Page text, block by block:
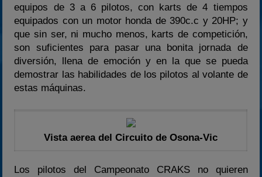
equipos de 3 a 6 pilotos, con karts de 4 tiempos
equipados con un motor honda de 390c.c y 20HP; y
que sin ser, ni mucho menos, karts de competición,
son suficientes para pasar una bonita jornada de
diversión, llena de emoción y en la que se pueda
demostrar las habilidades de los pilotos al volante de
estas máquinas.
Vista aerea del Circuito de Osona-Vic
Los pilotos del Campeonato CRAKS no quieren